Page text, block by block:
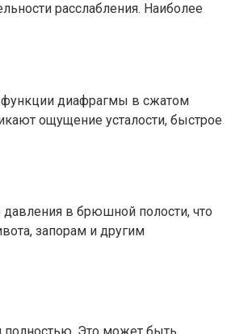
расслабления. Наиболее
функции диафрагмы в сжатом
ощущение усталости, быстрое
в брюшной полости, что
запорам и другим